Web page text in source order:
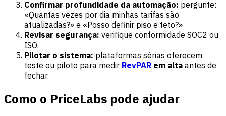
Confirmar profundidade da automação: pergunte:
«Quantas vezes por dia minhas tarifas são
atualizadas?» e «Posso definir piso e teto?»
Revisar segurança: verifique conformidade SOC2 ou
ISO.
Pilotar o sistema: plataformas sérias oferecem
teste ou piloto para medir RevPAR em alta antes de
fechar.
Como o PriceLabs pode ajudar